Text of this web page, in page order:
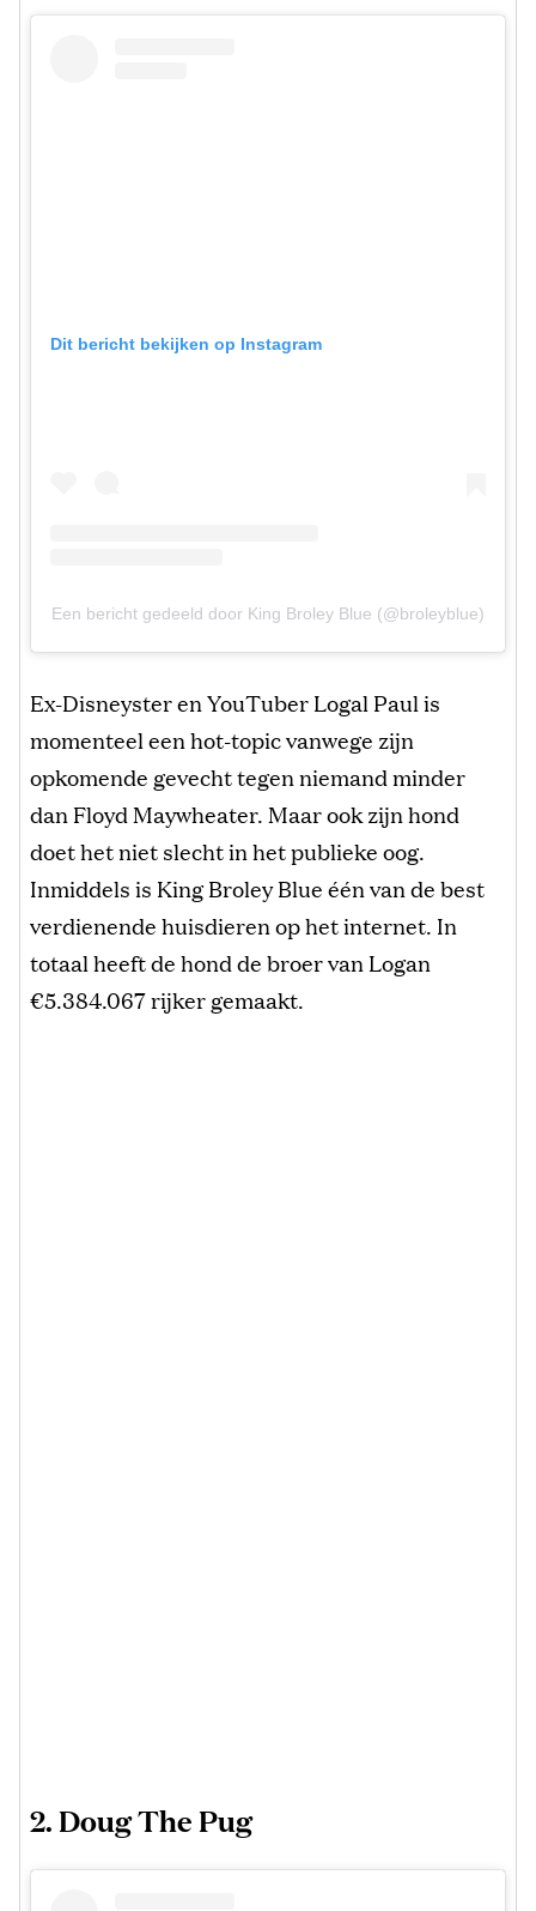
Dit bericht bekijken op Instagram
Een bericht gedeeld door King Broley Blue (@broleyblue)
Ex-Disneyster en YouTuber Logal Paul is
momenteel een hot-topic vanwege zijn
opkomende gevecht tegen niemand minder
dan Floyd Maywheater. Maar ook zijn hond
doet het niet slecht in het publieke oog.
Inmiddels is King Broley Blue één van de best
verdienende huisdieren op het internet. In
totaal heeft de hond de broer van Logan
€5.384.067 rijker gemaakt.
2. Doug The Pug